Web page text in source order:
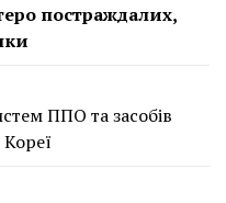
постраждалих,
ППО та засобів